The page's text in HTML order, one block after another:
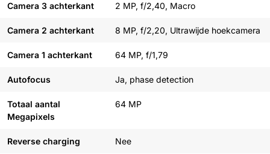
Camera 3 achterkant 2 MP, f/2,40, Macro
Camera 2 achterkant 8 MP, f/2,20, Ultrawijde hoekcamera
Camera 1 achterkant 64 MP, f/1,79
Autofocus Ja, phase detection
Totaal aantal
Megapixels
64 MP
Reverse charging Nee